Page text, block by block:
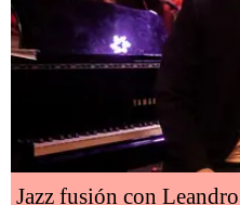
Jazz fusión con